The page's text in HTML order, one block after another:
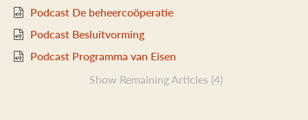
Podcast De beheercoöperatie
Podcast Besluitvorming
Podcast Programma van Eisen
Show Remaining Articles (4)